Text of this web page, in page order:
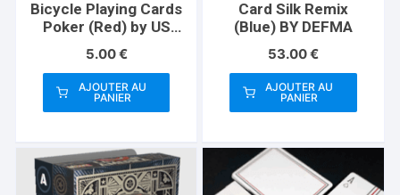
Bicycle Playing Cards
Poker (Red) by US
5.00€
AJOUTER AU
PANIER
Card Silk Remix
(Blue) BY DEFMA
53.00€
AJOUTER AU
PANIER